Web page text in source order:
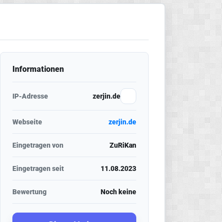
Informationen
IP-Adresse zerjin.de
Webseite zerjin.de
Eingetragen von ZuRiKan
Eingetragen seit 11.08.2023
Bewertung Noch keine